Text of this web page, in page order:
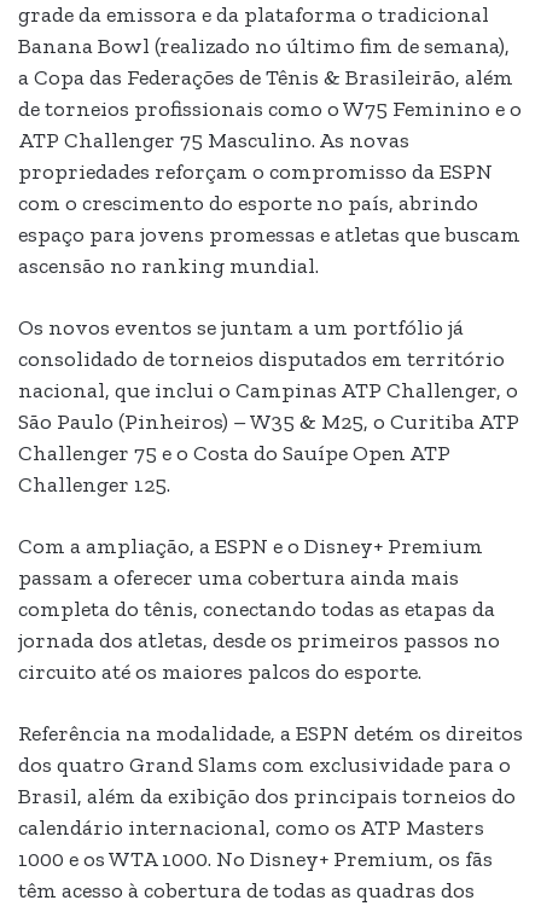
grade da emissora e da plataforma o tradicional
Banana Bowl (realizado no último fim de semana),
a Copa das Federações de Tênis & Brasileirão, além
de torneios profissionais como o W75 Feminino e o
ATP Challenger 75 Masculino. As novas
propriedades reforçam o compromisso da ESPN
com o crescimento do esporte no país, abrindo
espaço para jovens promessas e atletas que buscam
ascensão no ranking mundial.
Os novos eventos se juntam a um portfólio já
consolidado de torneios disputados em território
nacional, que inclui o Campinas ATP Challenger, o
São Paulo (Pinheiros) – W35 & M25, o Curitiba ATP
Challenger 75 e o Costa do Sauípe Open ATP
Challenger 125.
Com a ampliação, a ESPN e o Disney+ Premium
passam a oferecer uma cobertura ainda mais
completa do tênis, conectando todas as etapas da
jornada dos atletas, desde os primeiros passos no
circuito até os maiores palcos do esporte.
Referência na modalidade, a ESPN detém os direitos
dos quatro Grand Slams com exclusividade para o
Brasil, além da exibição dos principais torneios do
calendário internacional, como os ATP Masters
1000 e os WTA 1000. No Disney+ Premium, os fãs
têm acesso à cobertura de todas as quadras dos